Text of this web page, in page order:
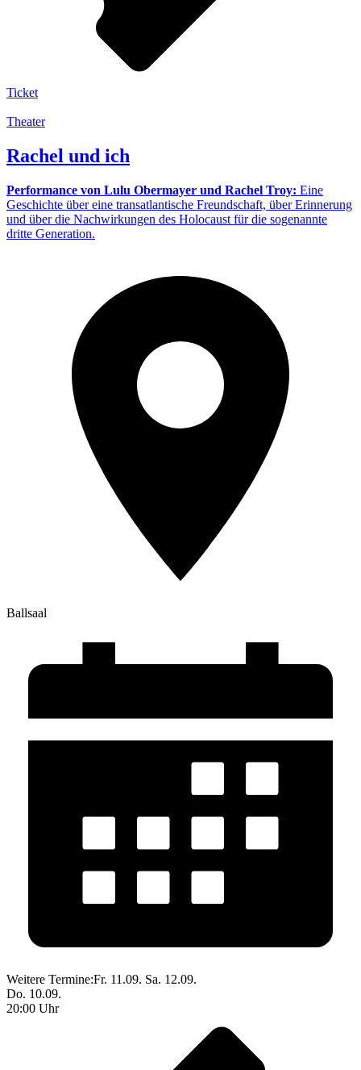
Ticket
Theater
Rachel und ich
Performance von Lulu Obermayer und Rachel Troy: Eine
Geschichte über eine transatlantische Freundschaft, über Erinnerung
und über die Nachwirkungen des Holocaust für die sogenannte
dritte Generation.
Ballsaal
Weitere Termine:Fr. 11.09. Sa. 12.09.
Do. 10.09.
20:00 Uhr